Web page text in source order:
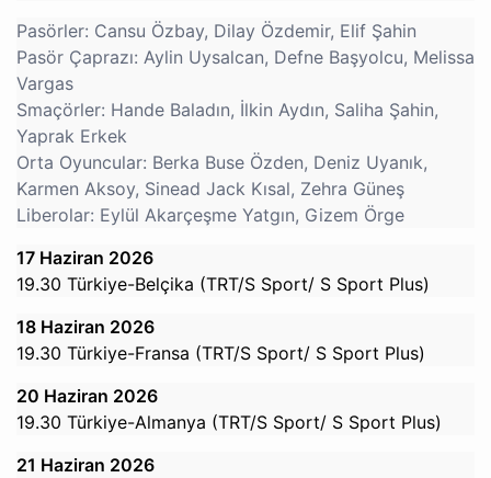
Pasörler: Cansu Özbay, Dilay Özdemir, Elif Şahin
Pasör Çaprazı: Aylin Uysalcan, Defne Başyolcu, Melissa
Vargas
Smaçörler: Hande Baladın, İlkin Aydın, Saliha Şahin,
Yaprak Erkek
Orta Oyuncular: Berka Buse Özden, Deniz Uyanık,
Karmen Aksoy, Sinead Jack Kısal, Zehra Güneş
Liberolar: Eylül Akarçeşme Yatgın, Gizem Örge
17 Haziran 2026
19.30 Türkiye-Belçika (TRT/S Sport/ S Sport Plus)
18 Haziran 2026
19.30 Türkiye-Fransa (TRT/S Sport/ S Sport Plus)
20 Haziran 2026
19.30 Türkiye-Almanya (TRT/S Sport/ S Sport Plus)
21 Haziran 2026